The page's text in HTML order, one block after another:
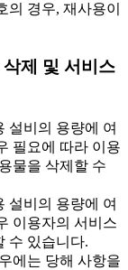
경우, 재사용이
제 및 서비스
비의 용량에 여
필요에 따라 이용
물을 삭제할 수
비의 용량에 여
이용자의 서비스
수 있습니다.
에는 당해 사항을